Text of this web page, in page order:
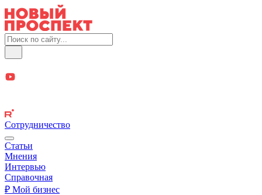
Сотрудничество
Статьи
Мнения
Интервью
Справочная
₽ Мой бизнес